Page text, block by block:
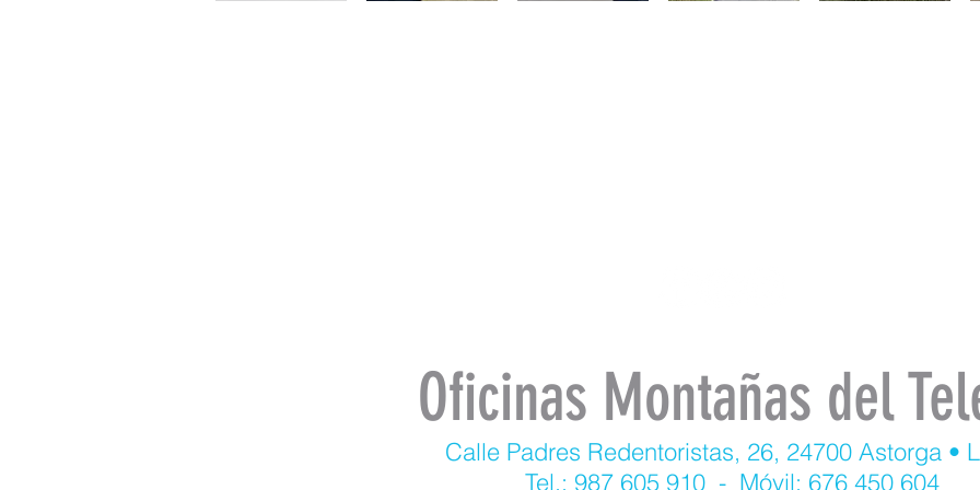
Oficinas Montañas del
Calle Padres Redentoristas, 26, 24700 Astorga •
Tel.: 987 605 910 - Móvil: 676 450 604